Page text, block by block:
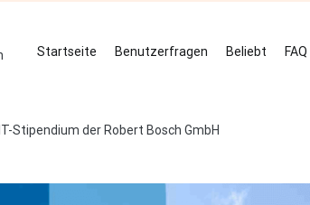
Startseite Benutzerfragen Beliebt FAQ
Stipendium der Robert Bosch GmbH